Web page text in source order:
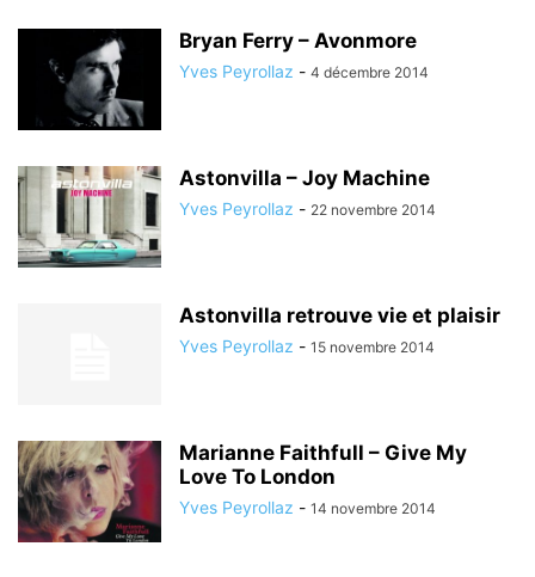
Bryan Ferry – Avonmore
Yves Peyrollaz - 4 décembre 2014
Astonvilla – Joy Machine
Yves Peyrollaz - 22 novembre 2014
Astonvilla retrouve vie et plaisir
Yves Peyrollaz - 15 novembre 2014
Marianne Faithfull – Give My
Love To London
Yves Peyrollaz - 14 novembre 2014